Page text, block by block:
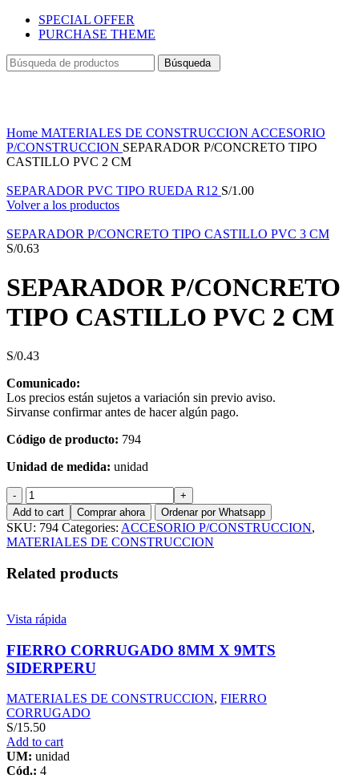
SPECIAL OFFER
PURCHASE THEME
Búsqueda
Home MATERIALES DE CONSTRUCCION ACCESORIO
P/CONSTRUCCION SEPARADOR P/CONCRETO TIPO
CASTILLO PVC 2 CM
SEPARADOR PVC TIPO RUEDA R12 S/1.00
Volver a los productos
SEPARADOR P/CONCRETO TIPO CASTILLO PVC 3 CM
S/0.63
SEPARADOR P/CONCRETO
TIPO CASTILLO PVC 2 CM
S/0.43
Comunicado:
Los precios están sujetos a variación sin previo aviso.
Sirvanse confirmar antes de hacer algún pago.
Código de producto: 794
Unidad de medida: unidad
SEPARADOR
P/CONCRETO
TIPO
CASTILLO
PVC
2
CM
Add to cart Comprar ahora Ordenar por Whatsapp
SKU: 794 Categories: ACCESORIO P/CONSTRUCCION,
MATERIALES DE CONSTRUCCION
Related products
Vista rápida
FIERRO CORRUGADO 8MM X 9MTS
SIDERPERU
MATERIALES DE CONSTRUCCION, FIERRO
CORRUGADO
S/15.50
Add to cart
UM: unidad
Cód.: 4